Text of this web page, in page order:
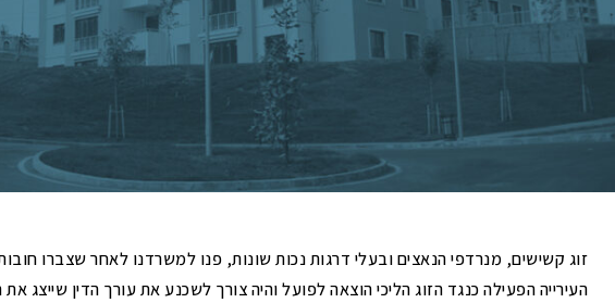
הפנים
תיאורי מקרה – ארנונה למגורים
ושיהוי
הפחתות היטלי פיתוח
ביטול והפחתה של היטלי מים וביוב ודמי
הקמה
תיאורי מקרה – היטלי פיתוח
משרד הפנים
זוג קשישים, מנרדפי הנאצים ובעלי דרגות נכות שונות, פנו למשרדנו לאחר שצברו
העירייה הפעילה כנגד הזוג הליכי הוצאה לפועל והיה צורך לשכנע את עורך הדין שייצג